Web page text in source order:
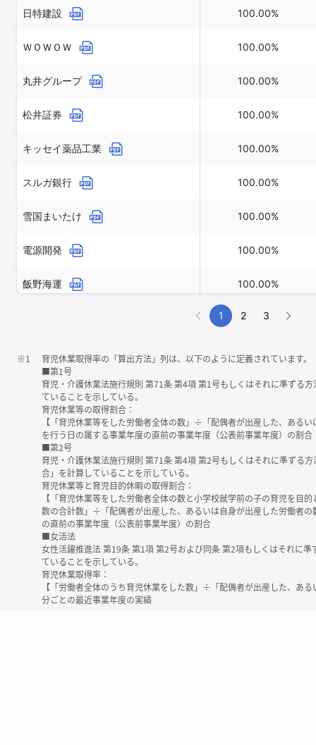
日特建設 100.00%
ＷＯＷＯＷ 100.00%
丸井グループ 100.00%
松井証券 100.00%
キッセイ薬品工業 100.00%
スルガ銀行 100.00%
雪国まいたけ 100.00%
電源開発 100.00%
飯野海運 100.00%
1 2 3
※1
育児休業取得率の「算出方法」列は、以下のように定義されています。
■第1号
育児・介護休業法施行規則 第71条 第4項 第1号もしくはそれに準ずる
ていることを示している。
育児休業等の取得割合：
【「育児休業等をした労働者全体の数」÷「配偶者が出産した、ある
を行う日の属する事業年度の直前の事業年度（公表前事業年度）の割合
■第2号
育児・介護休業法施行規則 第71条 第4項 第2号もしくはそれに準ずる
合」を計算していることを示している。
育児休業等と育児目的休暇の取得割合：
【「育児休業等をした労働者全体の数と小学校就学前の子の育児を目
数の合計数」÷「配偶者が出産した、あるいは自身が出産した労働者
の直前の事業年度（公表前事業年度）の割合
■女活法
女性活躍推進法 第19条 第1項 第2号および同条 第2項もしくはそれに
ていることを示している。
育児休業取得率：
【「労働者全体のうち育児休業をした数」÷「配偶者が出産した、あ
分ごとの最近事業年度の実績